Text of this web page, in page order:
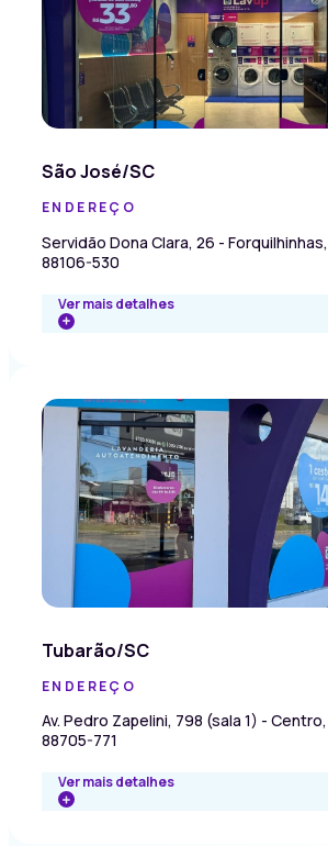
São José/SC
ENDEREÇO
Servidão Dona Clara, 26 -
88106-530
Ver mais detalhes
Tubarão/SC
ENDEREÇO
Av. Pedro Zapelini, 798 (sala 1) -
88705-771
Ver mais detalhes